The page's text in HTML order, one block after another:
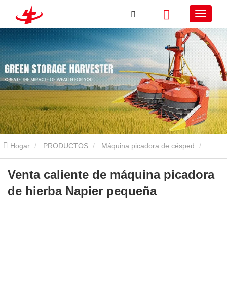
Hogar PRODUCTOS Máquina picadora de césped
Venta caliente de máquina picadora de hierba Napier pequeña
Venta caliente de máquina picadora
de hierba Napier pequeña